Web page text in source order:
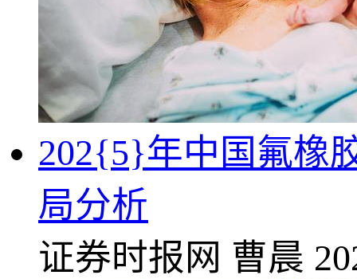
202{5}年中国氟橡
局分析
证券时报网 曹晨